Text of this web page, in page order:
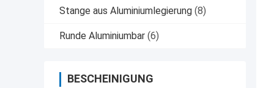
Stange aus Aluminiumlegierung (8)
Runde Aluminiumbar (6)
BESCHEINIGUNG